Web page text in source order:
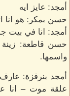
أمجد: عايز ايه
حسن بمكر: هو
أمجد: انا في بيت
حسن قاطعة:
واسمها.
أمجد بنرفزة:
علقة موت – انا